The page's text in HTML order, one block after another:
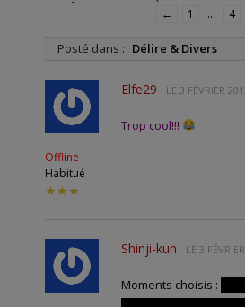
←
1 … 4
Posté dans : Délire & Divers
Offline
Habitué
★★★
Elfe29 LE 3 FÉVRIER
Trop cool!!!
Shinji-kun LE 3
Moments choisis :